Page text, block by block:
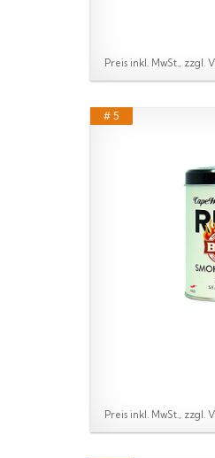
Preis inkl. MwSt., zzgl.
# 5
Preis inkl. MwSt., zzgl.